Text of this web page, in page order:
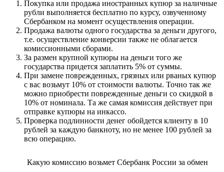
в
Покупка или продажа иностранных купюр за наличные
рубли выполняется бесплатно по курсу, озвученному
Сбербанком на момент осуществления операции.
Продажа валюты одного государства за деньги другого,
т.е. осуществление конверсии также не облагается
комиссионными сборами.
За размен крупной купюры на деньги того же
государства придется заплатить 5% от суммы.
При замене поврежденных, грязных или рваных купюр
с вас возьмут 10% от стоимости валюты. Точно так же
можно приобрести поврежденные деньги со скидкой в
10% от номинала. Та же самая комиссия действует при
отправке купюры на инкассо.
Проверка подлинности денег обойдется клиенту в 10
рублей за каждую банкноту, но не менее 100 рублей за
всю операцию.
Какую комиссию возьмет Сбербанк России за обмен